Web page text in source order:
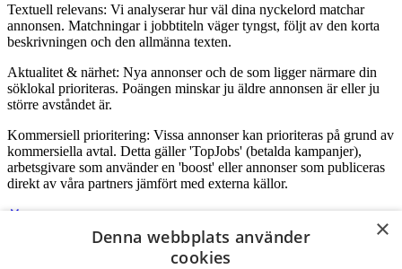
Textuell relevans: Vi analyserar hur väl dina nyckelord matchar
annonsen. Matchningar i jobbtiteln väger tyngst, följt av den korta
beskrivningen och den allmänna texten.
Aktualitet & närhet: Nya annonser och de som ligger närmare din
söklokal prioriteras. Poängen minskar ju äldre annonsen är eller ju
större avståndet är.
Kommersiell prioritering: Vissa annonser kan prioriteras på grund av
kommersiella avtal. Detta gäller 'TopJobs' (betalda kampanjer),
arbetsgivare som använder en 'boost' eller annonser som publiceras
direkt av våra partners jämfört med externa källor.
×
Denna webbplats använder
cookies